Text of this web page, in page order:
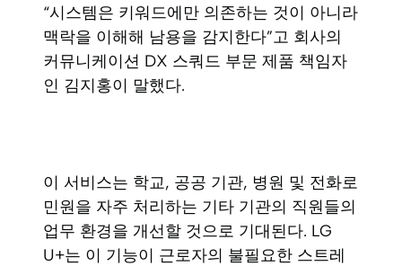
“시스템은 키워드에만 의존하는 것이 아니라
맥락을 이해해 남용을 감지한다”고 회사의
커뮤니케이션 DX 스쿼드 부문 제품 책임자
인 김지홍이 말했다.
이 서비스는 학교, 공공 기관, 병원 및 전화로
민원을 자주 처리하는 기타 기관의 직원들의
업무 환경을 개선할 것으로 기대된다. LG
U+는 이 기능이 근로자의 불필요한 스트레